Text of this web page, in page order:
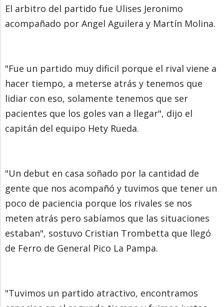
El arbitro del partido fue Ulises Jeronimo
acompañado por Angel Aguilera y Martín Molina.
"Fue un partido muy dificil porque el rival viene a
hacer tiempo, a meterse atrás y tenemos que
lidiar con eso, solamente tenemos que ser
pacientes que los goles van a llegar", dijo el
capitán del equipo Hety Rueda.
"Un debut en casa soñado por la cantidad de
gente que nos acompañó y tuvimos que tener un
poco de paciencia porque los rivales se nos
meten atrás pero sabíamos que las situaciones
estaban", sostuvo Cristian Trombetta que llegó
de Ferro de General Pico La Pampa.
"Tuvimos un partido atractivo, encontramos